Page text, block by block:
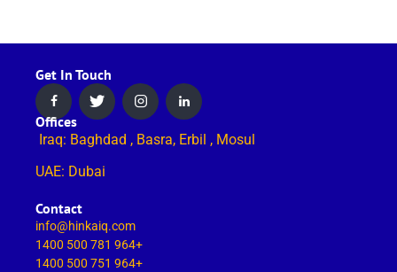
Get In Touch
Offices
Iraq: Baghdad , Basra, Erbil , Mosul
UAE: Dubai
Contact
info@hinkaiq.com